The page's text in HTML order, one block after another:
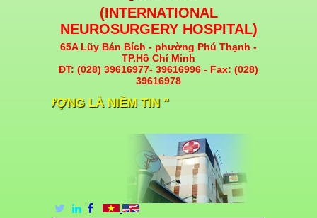
(INTERNATIONAL
NEUROSURGERY HOSPITAL)
65A Lũy Bán Bích - phường Phú Thạnh -
TP.Hồ Chí Minh
ĐT: (028) 39616977- 39616996 - Fax: (028)
39616978
LƯỢNG LÀ NIỀM TIN "